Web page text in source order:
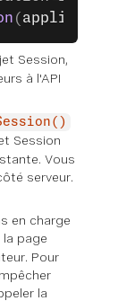
(
Session,
à l'API
Session
Vous
serveur.
en charge
la page
Pour
la